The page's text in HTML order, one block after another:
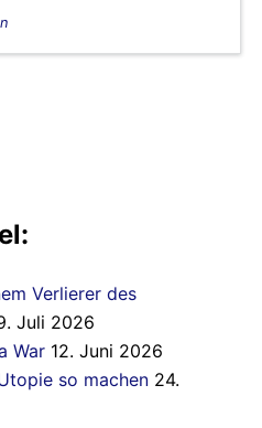
Verlierer des
Juli 2026
War 12. Juni 2026
so machen 24.